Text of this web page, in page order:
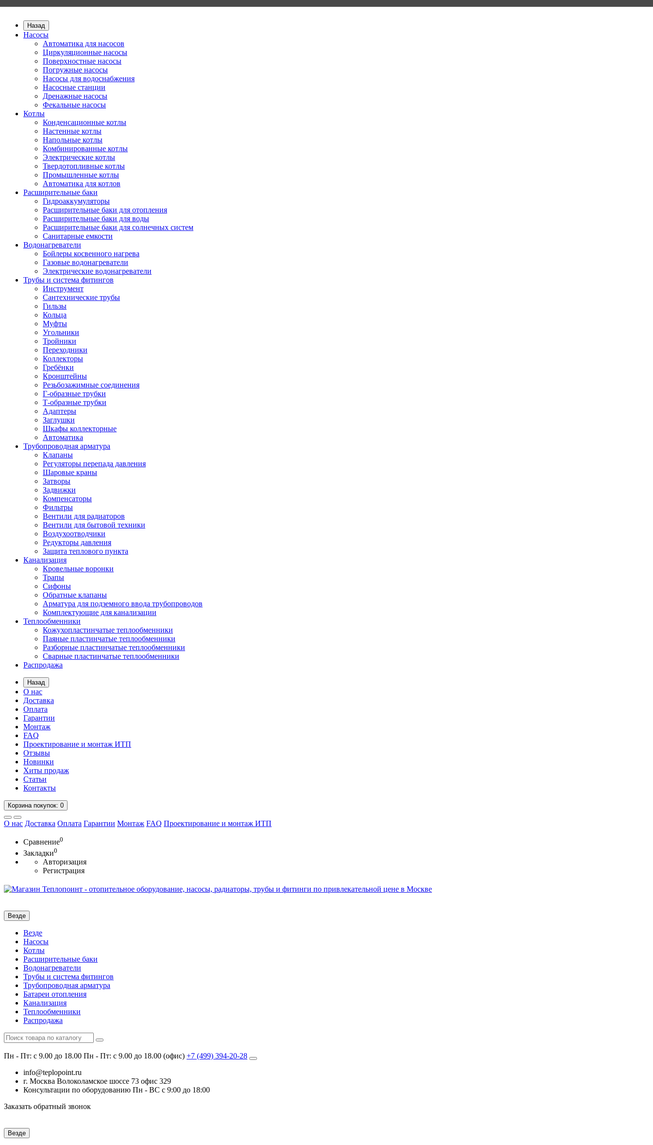
Назад
Насосы
Автоматика для насосов
Циркуляционные насосы
Поверхностные насосы
Погружные насосы
Насосы для водоснабжения
Насосные станции
Дренажные насосы
Фекальные насосы
Котлы
Конденсационные котлы
Настенные котлы
Напольные котлы
Комбинированные котлы
Электрические котлы
Твердотопливные котлы
Промышленные котлы
Автоматика для котлов
Расширительные баки
Гидроаккумуляторы
Расширительные баки для отопления
Расширительные баки для воды
Расширительные баки для солнечных систем
Санитарные емкости
Водонагреватели
Бойлеры косвенного нагрева
Газовые водонагреватели
Электрические водонагреватели
Трубы и система фитингов
Инструмент
Сантехнические трубы
Гильзы
Кольца
Муфты
Угольники
Тройники
Переходники
Коллекторы
Гребёнки
Кронштейны
Резьбозажимные соединения
Г-образные трубки
Т-образные трубки
Адаптеры
Заглушки
Шкафы коллекторные
Автоматика
Трубопроводная арматура
Клапаны
Регуляторы перепада давления
Шаровые краны
Затворы
Задвижки
Компенсаторы
Фильтры
Вентили для радиаторов
Вентили для бытовой техники
Воздухоотводчики
Редукторы давления
Защита теплового пункта
Канализация
Кровельные воронки
Трапы
Сифоны
Обратные клапаны
Арматура для подземного ввода трубопроводов
Комплектующие для канализации
Теплообменники
Кожухопластинчатые теплообменники
Паяные пластинчатые теплообменники
Разборные пластинчатые теплообменники
Сварные пластинчатые теплообменники
Распродажа
Назад
О нас
Доставка
Оплата
Гарантии
Монтаж
FAQ
Проектирование и монтаж ИТП
Отзывы
Новинки
Хиты продаж
Статьи
Контакты
Корзинапокупок: 0
О нас Доставка Оплата Гарантии Монтаж FAQ Проектирование и монтаж ИТП
Сравнение0
Закладки0
Авторизация
Регистрация
Везде
Везде
Насосы
Котлы
Расширительные баки
Водонагреватели
Трубы и система фитингов
Трубопроводная арматура
Батареи отопления
Канализация
Теплообменники
Распродажа
Пн - Пт: с 9.00 до 18.00 Пн - Пт: с 9.00 до 18.00 (офис) +7 (499) 394-20-28
info@teplopoint.ru
г. Москва Волоколамское шоссе 73 офис 329
Консультации по оборудованию Пн - ВС с 9:00 до 18:00
Заказать обратный звонок
Везде